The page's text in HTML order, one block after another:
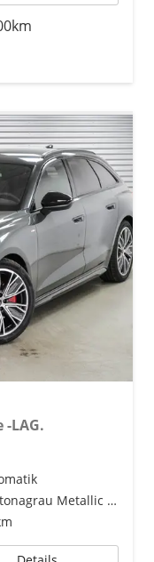
-LAG.
Daytonagrau Metallic (6Y)